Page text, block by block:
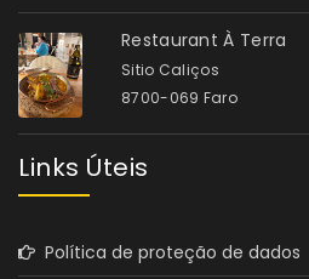
Restaurant À Terra
Sitio Caliços
8700-069 Faro
Links Úteis
Política de proteção de dados